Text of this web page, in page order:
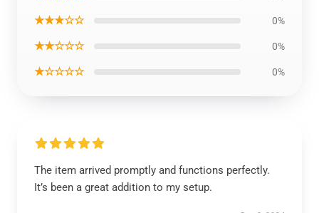
★★★☆☆ 0%
★★☆☆☆ 0%
★☆☆☆☆ 0%
The item arrived promptly and functions perfectly.
It’s been a great addition to my setup.